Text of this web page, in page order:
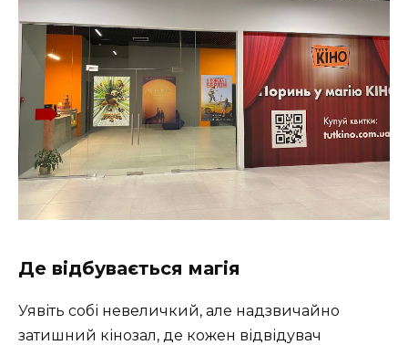
Де відбувається магія
Уявіть собі невеличкий, але надзвичайно
затишний кінозал, де кожен відвідувач